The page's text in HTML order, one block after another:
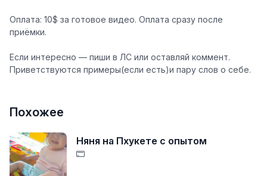
Оплата: 10$ за готовое видео. Оплата сразу после
приёмки.
Если интересно — пиши в ЛС или оставляй коммент.
Приветствуются примеры(если есть)и пару слов о себе.
Похожее
Няня на Пхукете с опытом